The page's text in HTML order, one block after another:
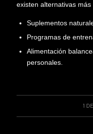
existen alternativas
Suplementos
Programas de
Alimentación
personales.
1